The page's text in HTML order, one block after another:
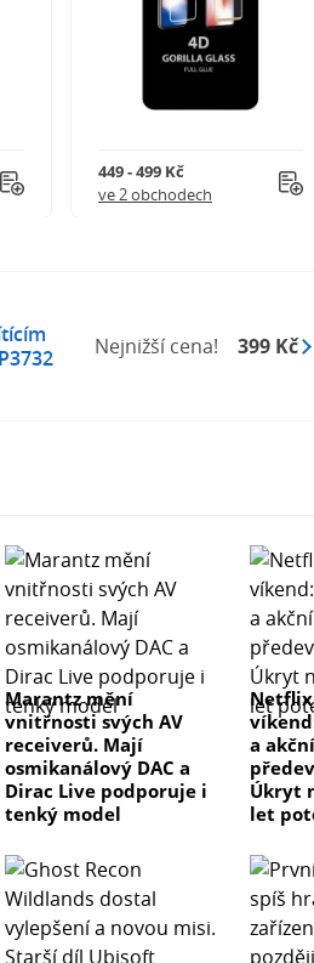
449 - 499 Kč
ve 2 obchodech
Nejnižší cena! 399 Kč
Marantz mění
vnitřnosti svých AV
receiverů. Mají
osmikanálový DAC a
Dirac Live podporuje i
tenký model
a
Úkryt
let